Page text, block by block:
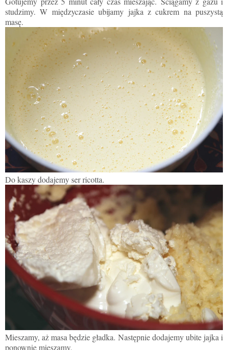
studzimy. W międzyczasie ubijamy jajka z cukrem na puszystą
masę.
Do kaszy dodajemy ser ricotta.
Mieszamy, aż masa będzie gładka. Następnie dodajemy ubite jajka i
ponownie mieszamy.